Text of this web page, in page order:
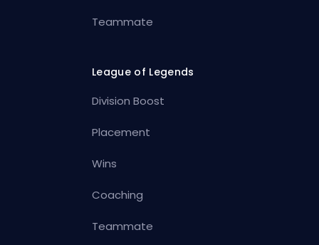
Teammate
League of Legends
Division Boost
Placement
Wins
Coaching
Teammate